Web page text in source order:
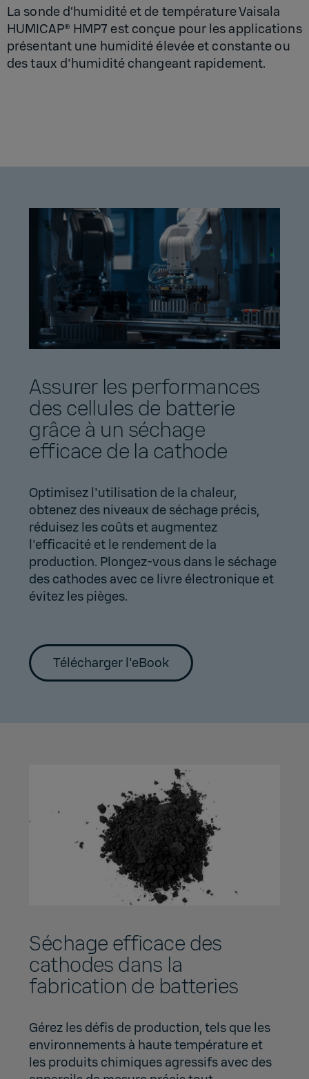
La sonde d’humidité et de température Vaisala
HUMICAP® HMP7 est conçue pour les applications
présentant une humidité élevée et constante ou
des taux d'humidité changeant rapidement.
Assurer les performances
des cellules de batterie
grâce à un séchage
efficace de la cathode
Optimisez l'utilisation de la chaleur,
obtenez des niveaux de séchage précis,
réduisez les coûts et augmentez
l'efficacité et le rendement de la
production. Plongez-vous dans le séchage
des cathodes avec ce livre électronique et
évitez les pièges.
Télécharger l'eBook
Séchage efficace des
cathodes dans la
fabrication de batteries
Gérez les défis de production, tels que les
environnements à haute température et
les produits chimiques agressifs avec des